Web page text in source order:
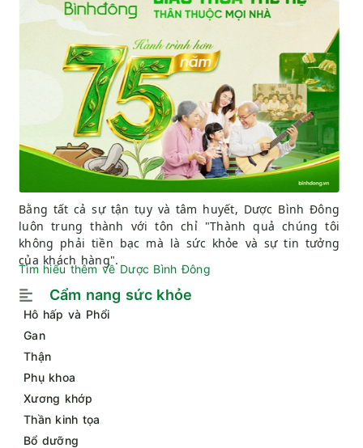
Bằng tất cả sự tận tụy và tâm huyết, Dược Bình Đông
luôn trung thành với tôn chỉ "Thành quả chúng tôi
không phải tiền bạc mà là sức khỏe và sự tin tưởng
của khách hàng".
Tìm hiểu thêm về Dược Bình Đông
Cẩm nang sức khỏe
Hô hấp và Phổi
Gan
Thận
Phụ khoa
Xương khớp
Thần kinh tọa
Bổ dưỡng